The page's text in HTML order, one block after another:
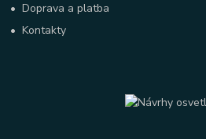
•Doprava a platba
•Kontakty